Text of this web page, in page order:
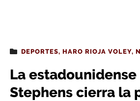
DEPORTES, HARO RIOJA VOLEY,
La estadounidense
Stephens cierra la